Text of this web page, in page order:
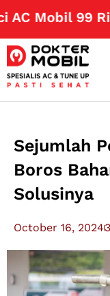
99 Ribu!
Sejumlah
Boros
Solusinya
October 16, 2024